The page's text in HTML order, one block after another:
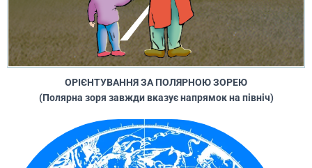
ОРІЄНТУВАННЯ ЗА ПОЛЯРНОЮ ЗОРЕЮ
(Полярна зоря завжди вказує напрямок на північ)